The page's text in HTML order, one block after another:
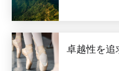
卓越性を追